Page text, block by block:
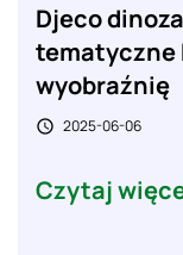
Djeco
tematyczne
wyobraźnię
 2025-06-06
Czytaj